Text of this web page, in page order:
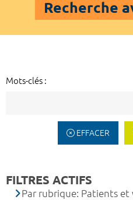
Recherche
Mots-clés :
EFFACER
FILTRES ACTIFS
Par rubrique: Patients et